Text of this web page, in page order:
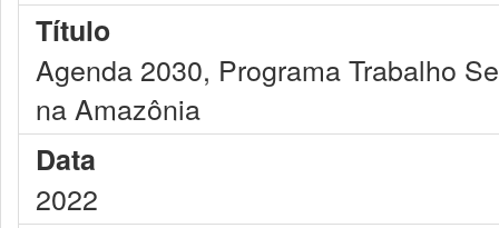
Título
Agenda 2030, Programa Trabalho
na Amazônia
Data
2022